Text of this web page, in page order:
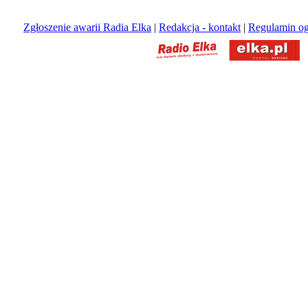
Zgłoszenie awarii Radia Elka | Redakcja - kontakt | Regulamin